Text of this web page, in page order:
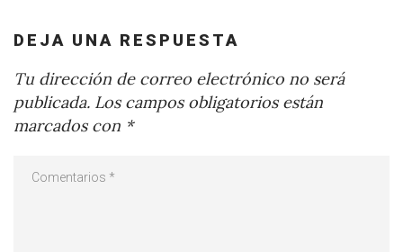
DEJA UNA RESPUESTA
Tu dirección de correo electrónico no será
publicada. Los campos obligatorios están
marcados con *